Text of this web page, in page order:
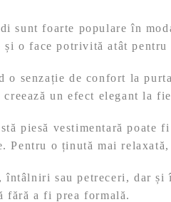
foarte populare în
o face potrivită atât
senzație de confort la
un efect elegant la
piesă vestimentară
o ținută mai
sau petreceri, dar
fără a fi prea formală.